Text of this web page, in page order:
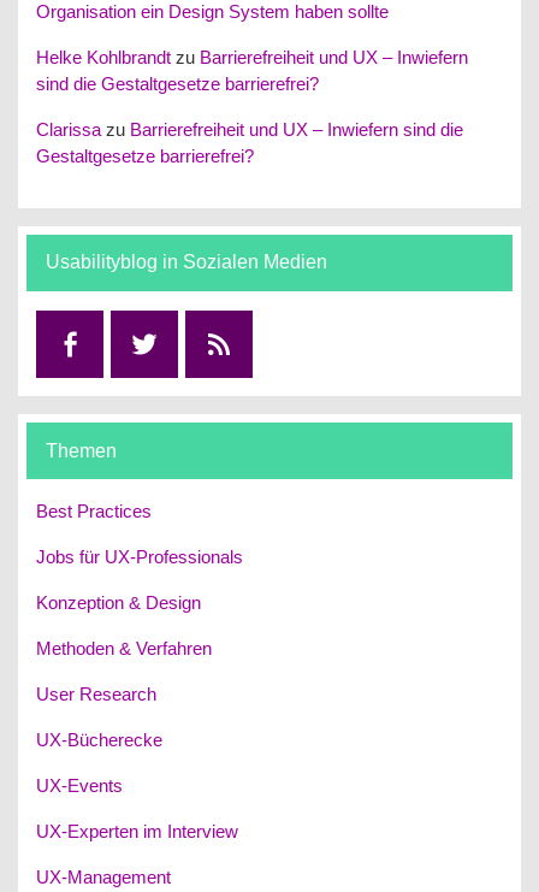
Organisation ein Design System haben sollte
Helke Kohlbrandt zu Barrierefreiheit und UX – Inwiefern
sind die Gestaltgesetze barrierefrei?
Clarissa zu Barrierefreiheit und UX – Inwiefern sind die
Gestaltgesetze barrierefrei?
Usabilityblog in Sozialen Medien
Themen
Best Practices
Jobs für UX-Professionals
Konzeption & Design
Methoden & Verfahren
User Research
UX-Bücherecke
UX-Events
UX-Experten im Interview
UX-Management